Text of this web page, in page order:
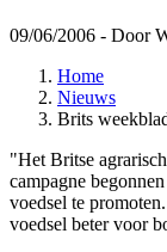
09/06/2006 - Door
Home
Nieuws
Brits
"Het Britse
campagne
voedsel te
voedsel beter voor